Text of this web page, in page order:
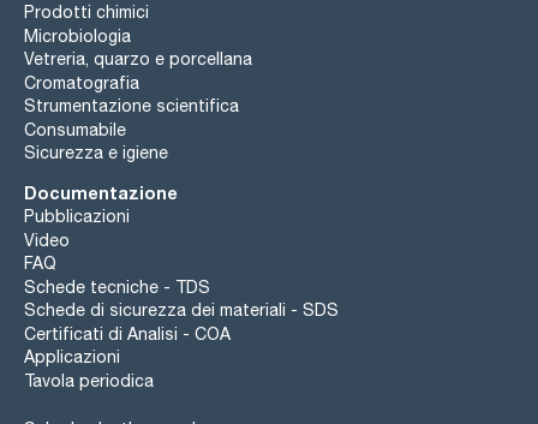
Prodotti chimici
Microbiologia
Vetreria, quarzo e porcellana
Cromatografia
Strumentazione scientifica
Consumabile
Sicurezza e igiene
Documentazione
Pubblicazioni
Video
FAQ
Schede tecniche - TDS
Schede di sicurezza dei materiali - SDS
Certificati di Analisi - COA
Applicazioni
Tavola periodica